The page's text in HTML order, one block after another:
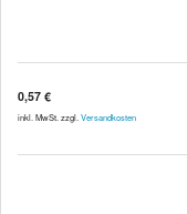
0,57 €
inkl. MwSt. zzgl. Versandkosten